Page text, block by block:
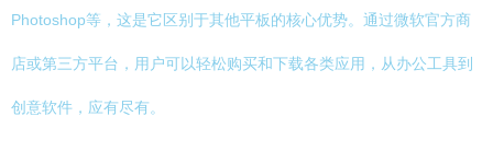
Photoshop等，这是它区别于其他平板的核心优势。通过微软官方商
店或第三方平台，用户可以轻松购买和下载各类应用，从办公工具到
创意软件，应有尽有。